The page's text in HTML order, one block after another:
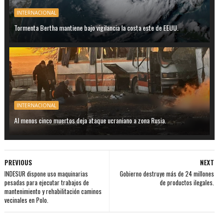
INTERNACIONAL
Tormenta Bertha mantiene bajo vigilancia la costa este de EEUU.
INTERNACIONAL
Al menos cinco muertos deja ataque ucraniano a zona Rusia.
NEXT
Gobierno destruye más de 24 millones
de productos ilegales.
PREVIOUS
INDESUR dispone uso maquinarias
pesadas para ejecutar trabajos de
mantenimiento y rehabilitación caminos
vecinales en Polo.